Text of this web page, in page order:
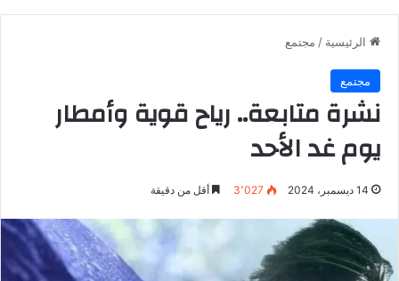
الرئيسية / مجتمع
مجتمع
نشرة متابعة.. رياح قوية وأمطار
يوم غد الأحد
14 ديسمبر، 2024 3٬027 أقل من دقيقة